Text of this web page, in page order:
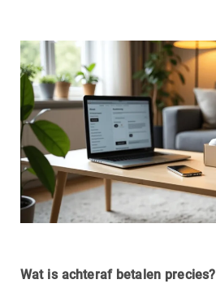
Wat is achteraf betalen precies?